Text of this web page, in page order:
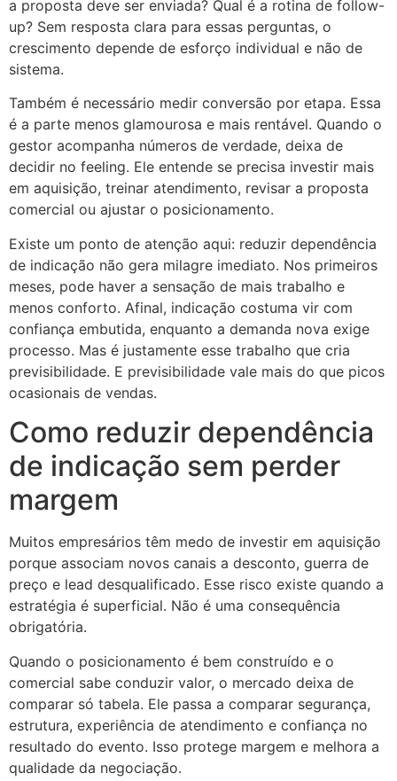
a proposta deve ser enviada? Qual é a rotina de follow-
up? Sem resposta clara para essas perguntas, o
crescimento depende de esforço individual e não de
sistema.
Também é necessário medir conversão por etapa. Essa
é a parte menos glamourosa e mais rentável. Quando o
gestor acompanha números de verdade, deixa de
decidir no feeling. Ele entende se precisa investir mais
em aquisição, treinar atendimento, revisar a proposta
comercial ou ajustar o posicionamento.
Existe um ponto de atenção aqui: reduzir dependência
de indicação não gera milagre imediato. Nos primeiros
meses, pode haver a sensação de mais trabalho e
menos conforto. Afinal, indicação costuma vir com
confiança embutida, enquanto a demanda nova exige
processo. Mas é justamente esse trabalho que cria
previsibilidade. E previsibilidade vale mais do que picos
ocasionais de vendas.
Como reduzir dependência
de indicação sem perder
margem
Muitos empresários têm medo de investir em aquisição
porque associam novos canais a desconto, guerra de
preço e lead desqualificado. Esse risco existe quando a
estratégia é superficial. Não é uma consequência
obrigatória.
Quando o posicionamento é bem construído e o
comercial sabe conduzir valor, o mercado deixa de
comparar só tabela. Ele passa a comparar segurança,
estrutura, experiência de atendimento e confiança no
resultado do evento. Isso protege margem e melhora a
qualidade da negociação.